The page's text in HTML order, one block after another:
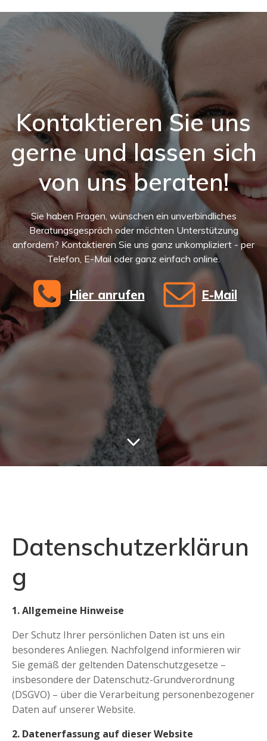
Inhalt
Kontaktieren Sie uns
gerne und lassen sich
von uns beraten!
Sie haben Fragen, wünschen ein unverbindliches
Beratungsgespräch oder möchten Unterstützung
anfordern? Kontaktieren Sie uns ganz unkompliziert - per
Telefon, E-Mail oder ganz einfach online.
Hier anrufen E-Mail
Datenschutzerklärun
g
1. Allgemeine Hinweise
Der Schutz Ihrer persönlichen Daten ist uns ein
besonderes Anliegen. Nachfolgend informieren wir
Sie gemäß der geltenden Datenschutzgesetze –
insbesondere der Datenschutz-Grundverordnung
(DSGVO) – über die Verarbeitung personenbezogener
Daten auf unserer Website.
2. Datenerfassung auf dieser Website